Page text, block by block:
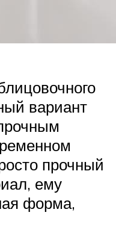
вариант
прочный
ему
форма,